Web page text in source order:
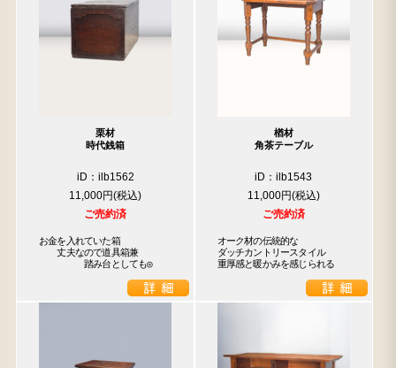
栗材
時代銭箱
iD：ilb1562
11,000円
ご売約済
お金を入れていた箱
丈夫なので道具箱兼
踏み台としても◎
楢材
角茶テーブル
iD：ilb1543
11,000円
ご売約済
オーク材の伝統的な
ダッチカントリースタイル
重厚感と暖かみを感じられる